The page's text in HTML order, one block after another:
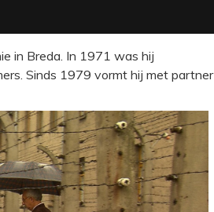
in Breda. In 1971 was hij
Sinds 1979 vormt hij met partner